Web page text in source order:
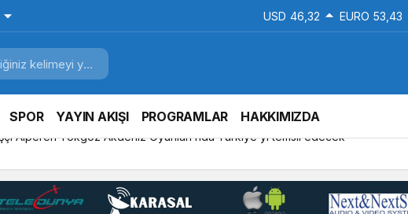
USD 46,32 EURO 53,43
SPOR YAYIN AKIŞI PROGRAMLAR HAKKIMIZDA